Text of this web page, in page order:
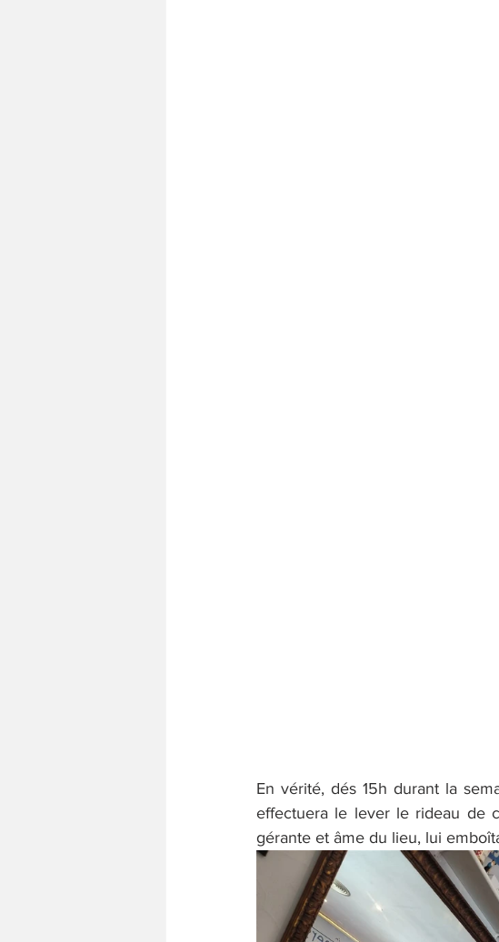
En vérité, dés 15h durant la
effectuera le lever le rideau de
gérante et âme du lieu, lui